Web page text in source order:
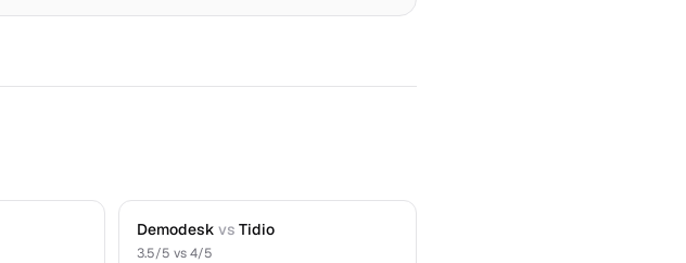
Demodesk vs Tidio
3.5/5 vs4/5